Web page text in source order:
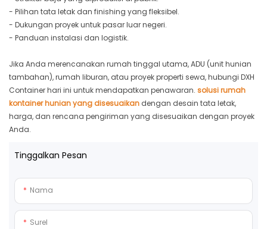
- Pilihan tata letak dan finishing yang fleksibel.
- Dukungan proyek untuk pasar luar negeri.
- Panduan instalasi dan logistik.
Jika Anda merencanakan rumah tinggal utama, ADU (unit hunian
tambahan), rumah liburan, atau proyek properti sewa, hubungi DXH
Container hari ini untuk mendapatkan penawaran. solusi rumah
kontainer hunian yang disesuaikan dengan desain tata letak,
harga, dan rencana pengiriman yang disesuaikan dengan proyek
Anda.
Tinggalkan Pesan
Nama
Surel